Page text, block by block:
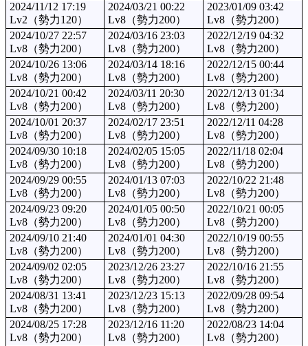
2024/11/12 17:19
Lv2（勢力120）
2024/03/21 00:22
Lv8（勢力200）
2023/01/09 03:42
Lv8（勢力200）
2024/10/27 22:57
Lv8（勢力200）
2024/03/16 23:03
Lv8（勢力200）
2022/12/19 04:32
Lv8（勢力200）
2024/10/26 13:06
Lv8（勢力200）
2024/03/14 18:16
Lv8（勢力200）
2022/12/15 00:44
Lv8（勢力200）
2024/10/21 00:42
Lv8（勢力200）
2024/03/11 20:30
Lv8（勢力200）
2022/12/13 01:34
Lv8（勢力200）
2024/10/01 20:37
Lv8（勢力200）
2024/02/17 23:51
Lv8（勢力200）
2022/12/11 04:28
Lv8（勢力200）
2024/09/30 10:18
Lv8（勢力200）
2024/02/05 15:05
Lv8（勢力200）
2022/11/18 02:04
Lv8（勢力200）
2024/09/29 00:55
Lv8（勢力200）
2024/01/13 07:03
Lv8（勢力200）
2022/10/22 21:48
Lv8（勢力200）
2024/09/23 09:20
Lv8（勢力200）
2024/01/05 00:50
Lv8（勢力200）
2022/10/21 00:05
Lv8（勢力200）
2024/09/10 21:40
Lv8（勢力200）
2024/01/01 04:30
Lv8（勢力200）
2022/10/19 00:55
Lv8（勢力200）
2024/09/02 02:05
Lv8（勢力200）
2023/12/26 23:27
Lv8（勢力200）
2022/10/16 21:55
Lv8（勢力200）
2024/08/31 13:41
Lv8（勢力200）
2023/12/23 15:13
Lv8（勢力200）
2022/09/28 09:54
Lv8（勢力200）
2024/08/25 17:28
Lv8（勢力200）
2023/12/16 11:20
Lv8（勢力200）
2022/08/23 14:04
Lv8（勢力200）